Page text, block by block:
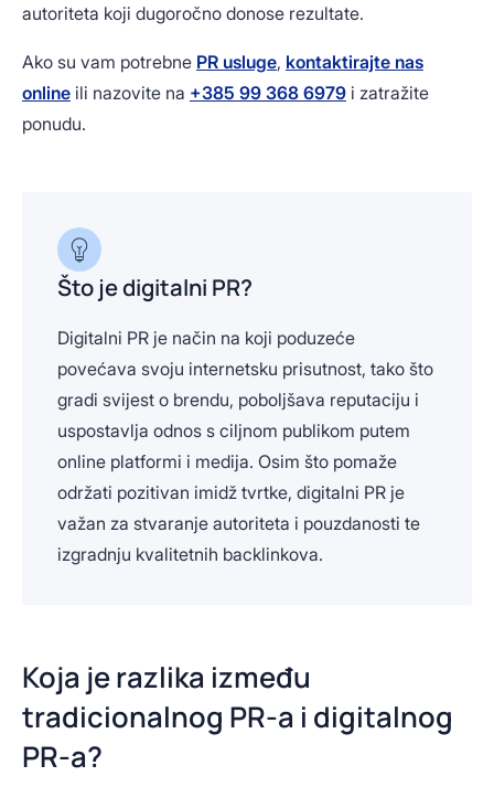
autoriteta koji dugoročno donose rezultate.
Ako su vam potrebne PR usluge, kontaktirajte nas
online ili nazovite na +385 99 368 6979 i zatražite
ponudu.
Što je digitalni PR?
Digitalni PR je način na koji poduzeće
povećava svoju internetsku prisutnost, tako što
gradi svijest o brendu, poboljšava reputaciju i
uspostavlja odnos s ciljnom publikom putem
online platformi i medija. Osim što pomaže
održati pozitivan imidž tvrtke, digitalni PR je
važan za stvaranje autoriteta i pouzdanosti te
izgradnju kvalitetnih backlinkova.
Koja je razlika između
tradicionalnog PR-a i digitalnog
PR-a?